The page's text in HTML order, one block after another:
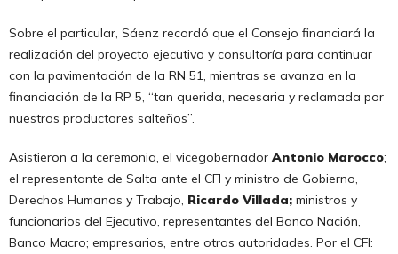
Sobre el particular, Sáenz recordó que el Consejo financiará la
realización del proyecto ejecutivo y consultoría para continuar
con la pavimentación de la RN 51, mientras se avanza en la
financiación de la RP 5, “tan querida, necesaria y reclamada por
nuestros productores salteños”.
Asistieron a la ceremonia, el vicegobernador Antonio Marocco;
el representante de Salta ante el CFI y ministro de Gobierno,
Derechos Humanos y Trabajo, Ricardo Villada; ministros y
funcionarios del Ejecutivo, representantes del Banco Nación,
Banco Macro; empresarios, entre otras autoridades. Por el CFI: